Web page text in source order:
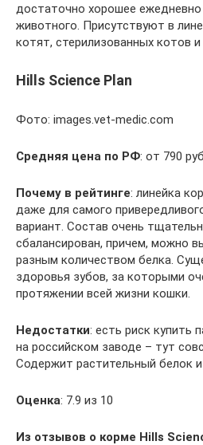
достаточно хорошее
животного. Присутствуют в
котят, стерилизованных котов
Hills Science Plan
Фото: images.vet-medic.com
Средняя цена по РФ: от 790
Почему в рейтинге: линейка
даже для самого
вариант. Состав очень
сбалансирован, причем, можно
разным количеством белка.
здоровья зубов, за которыми
протяжении всей жизни кошки.
Недостатки: есть риск купить
на российском заводе – тут
Содержит растительный белок и
Оценка: 7.9 из 10
Из отзывов о корме Hills